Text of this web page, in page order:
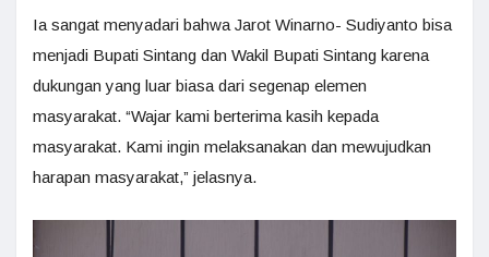
Ia sangat menyadari bahwa Jarot Winarno- Sudiyanto bisa
menjadi Bupati Sintang dan Wakil Bupati Sintang karena
dukungan yang luar biasa dari segenap elemen
masyarakat. “Wajar kami berterima kasih kepada
masyarakat. Kami ingin melaksanakan dan mewujudkan
harapan masyarakat,” jelasnya.